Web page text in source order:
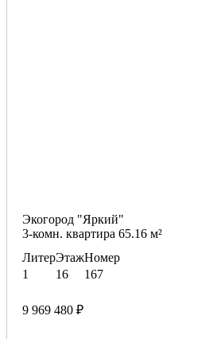
Экогород "Яркий"
3-комн. квартира 65.16 м²
Литер
1
Этаж
16
Номер
167
9 969 480 ₽